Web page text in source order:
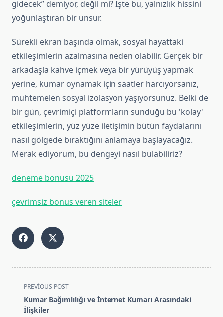
gidecek” demiyor, değil mi? İşte bu, yalnızlık hissini
yoğunlaştıran bir unsur.
Sürekli ekran başında olmak, sosyal hayattaki
etkileşimlerin azalmasına neden olabilir. Gerçek bir
arkadaşla kahve içmek veya bir yürüyüş yapmak
yerine, kumar oynamak için saatler harcıyorsanız,
muhtemelen sosyal izolasyon yaşıyorsunuz. Belki de
bir gün, çevrimiçi platformların sunduğu bu 'kolay'
etkileşimlerin, yüz yüze iletişimin bütün faydalarını
nasıl gölgede bıraktığını anlamaya başlayacağız.
Merak ediyorum, bu dengeyi nasıl bulabiliriz?
deneme bonusu 2025
çevrimsiz bonus veren siteler
<span
class="nav-
subtitle
PREVIOUS POST
Kumar Bağımlılığı ve İnternet Kumarı Arasındaki
İlişkiler